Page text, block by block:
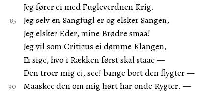
Jeg fører ei med Fugleverdnen Krig.
Jeg selv en Sangfugl er og elsker Sangen,
Jeg elsker Eder, mine Brødre smaa!
Jeg vil som Criticus ei dømme Klangen,
Ei sige, hvo i Rækken først skal staae —
Den troer mig ei, see! bange bort den flygter —
Maaskee den om mig hørt har onde Rygter. —